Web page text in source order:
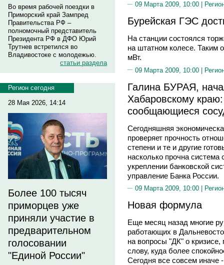
Во время рабочей поездки в
Приморский край Зампред
Правительства РФ –
полномочный представитель
Президента РФ в ДФО Юрий
Трутнев встретился во
Владивостоке с молодежью.
статьи раздела
Регион сегодня
28 Мая 2026, 14:14
Более 100 тысяч
приморцев уже
приняли участие в
предварительном
голосовании
"Единой России"
09 Марта 2009, 10:00 |
Бурейская ГЭС
На станции состоялся
на штатном колесе. Таким
мВт.
09 Марта 2009, 10:00 |
Галина БУРАЯ,
Хабаровскому
сообщающиеся
Сегодняшняя
проверяет прочность
степени и те и другие
насколько прочна система
укреплении банковской
управление Банка России.
09 Марта 2009, 10:00 |
Новая формула
Еще месяц назад многие
работающих в
на вопросы "ДК" о кризисе,
слову, куда более
Сегодня все совсем иначе